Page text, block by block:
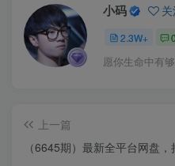
小码
2.3W+ 0
愿你生命中有
上一篇
（6645期）最新全平台网盘